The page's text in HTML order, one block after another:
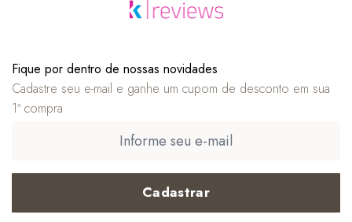
Fique por dentro de nossas novidades
Cadastre seu e-mail e ganhe um cupom de desconto em sua
1ª compra
Cadastrar